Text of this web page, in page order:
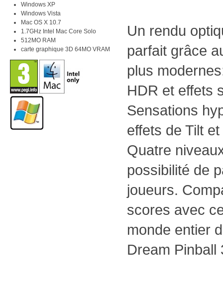
Windows XP
Windows Vista
Mac OS X 10.7
1.7GHz Intel Mac Core Solo
512MO RAM
carte graphique 3D 64MO VRAM
Un rendu
parfait grâce
plus
HDR et effets
Sensations
effets de Tilt
Quatre
possibilité de
joueurs.
scores avec
monde entier
Dream Pinball